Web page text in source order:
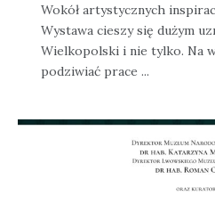
Wokół artystycznych
Wystawa cieszy się dużym
Wielkopolski i nie tylko. Na
podziwiać prace ...